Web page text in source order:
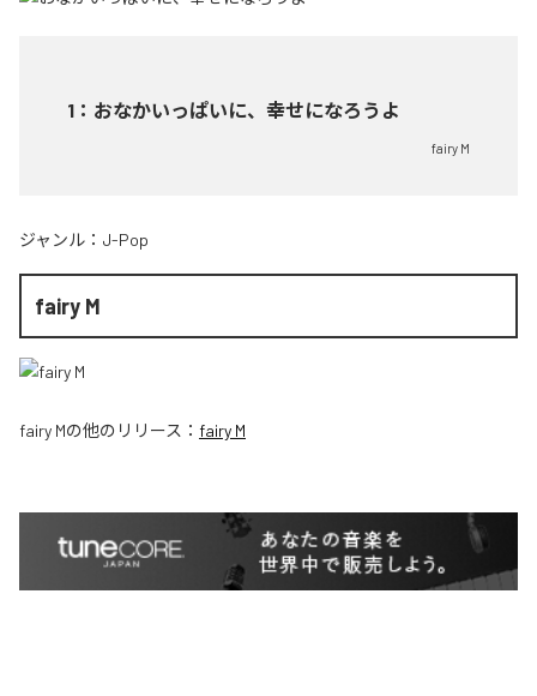
1 ： おなかいっぱいに、幸せになろうよ
fairy M
ジャンル： J-Pop
fairy M
fairy Mの他のリリース： fairy M